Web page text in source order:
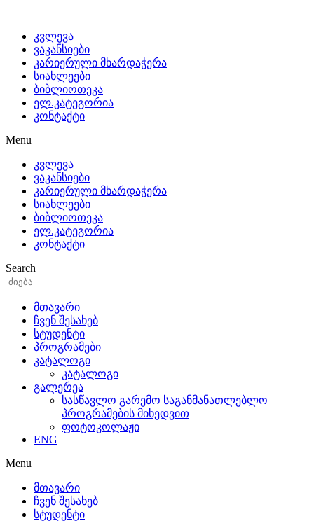
კვლევა
ვაკანსიები
კარიერული მხარდაჭერა
სიახლეები
ბიბლიოთეკა
ელ.კატეგორია
კონტაქტი
Menu
კვლევა
ვაკანსიები
კარიერული მხარდაჭერა
სიახლეები
ბიბლიოთეკა
ელ.კატეგორია
კონტაქტი
Search
მთავარი
ჩვენ შესახებ
სტუდენტი
პროგრამები
კატალოგი
კატალოგი
გალერეა
სასწავლო გარემო საგანმანათლებლო
პროგრამების მიხედვით
ფოტოკოლაჟი
ENG
Menu
მთავარი
ჩვენ შესახებ
სტუდენტი